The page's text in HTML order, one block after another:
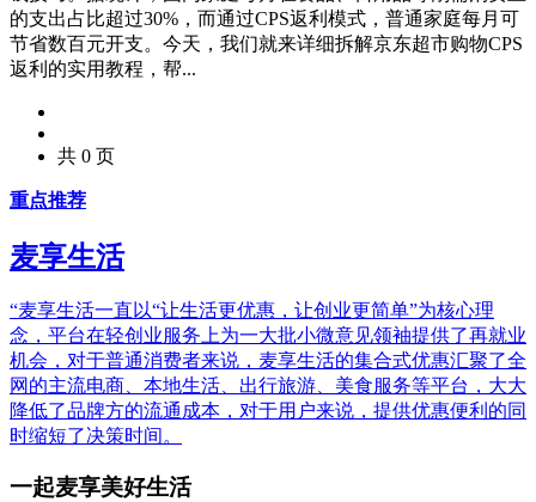
的支出占比超过30%，而通过CPS返利模式，普通家庭每月可
节省数百元开支。今天，我们就来详细拆解京东超市购物CPS
返利的实用教程，帮...
共 0 页
重点推荐
麦享生活
“麦享生活一直以“让生活更优惠，让创业更简单”为核心理
念，平台在轻创业服务上为一大批小微意见领袖提供了再就业
机会，对于普通消费者来说，麦享生活的集合式优惠汇聚了全
网的主流电商、本地生活、出行旅游、美食服务等平台，大大
降低了品牌方的流通成本，对于用户来说，提供优惠便利的同
时缩短了决策时间。
一起麦享美好生活